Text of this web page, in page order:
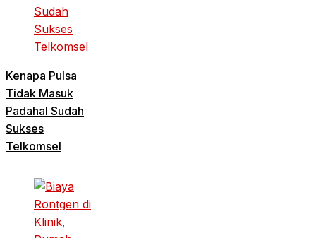
Kenapa Pulsa
Tidak Masuk
Padahal Sudah
Sukses
Telkomsel